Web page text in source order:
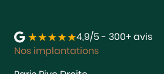
4,9/5 - 300+ avis
Nos implantations